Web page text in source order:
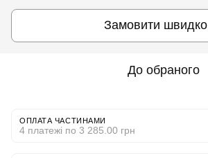
Замовити швидко
До обраного
ОПЛАТА ЧАСТИНАМИ
4 платежі по 3 285.00 грн